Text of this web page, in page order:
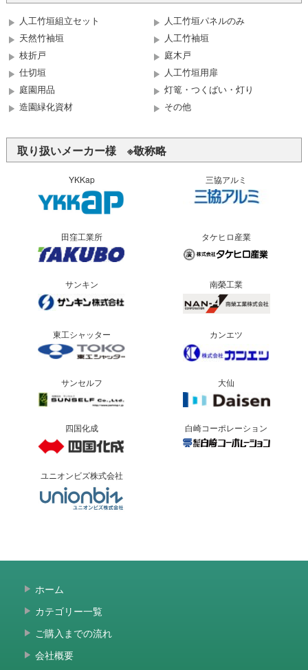
人工竹垣組立セット
人工竹垣パネルのみ
天然竹袖垣
人工竹袖垣
枝折戸
庭木戸
仕切垣
人工竹垣用扉
庭園用品
灯篭・つくばい・灯り
造園緑化資材
その他
取り扱いメーカー様 ※敬称略
YKKap 三協アルミ
田窪工業所 タケヒロ産業
サンキン 南榮工業
東工シャッター カンエツ
サンセルフ 大仙
四国化成 白崎コーポレーション
ユニオンビズ株式会社
ホーム
カテゴリー一覧
ご購入までの流れ
会社概要